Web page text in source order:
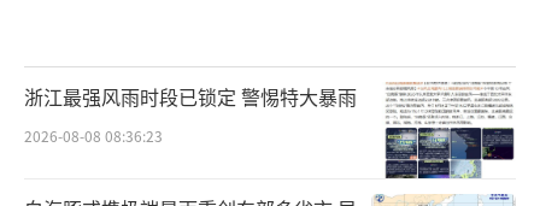
浙江最强风雨时段已锁定 警惕特大暴雨
2026-08-08 08:36:23